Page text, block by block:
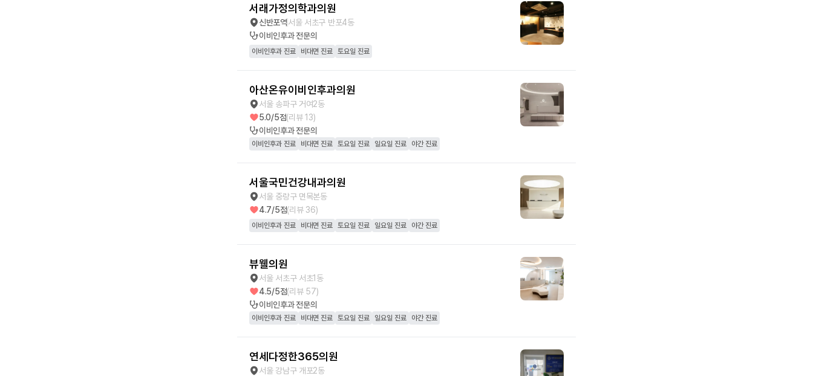
서래가정의학과의원
신반포역서울 서초구 반포4동
이비인후과전문의
이비인후과 진료 비대면 진료 토요일 진료
아산온유이비인후과의원
서울 송파구 거여2동
5.0/5점(리뷰13)
이비인후과전문의
이비인후과 진료 비대면 진료 토요일 진료 일요일 진료 야간 진료
서울국민건강내과의원
서울 중랑구 면목본동
4.7/5점(리뷰 36)
이비인후과 진료 비대면 진료 토요일 진료 일요일 진료 야간 진료
뷰웰의원
서울 서초구 서초1동
4.5/5점(리뷰 57)
이비인후과전문의
이비인후과 진료 비대면 진료 토요일 진료 일요일 진료 야간 진료
연세다정한365의원
서울 강남구 개포2동